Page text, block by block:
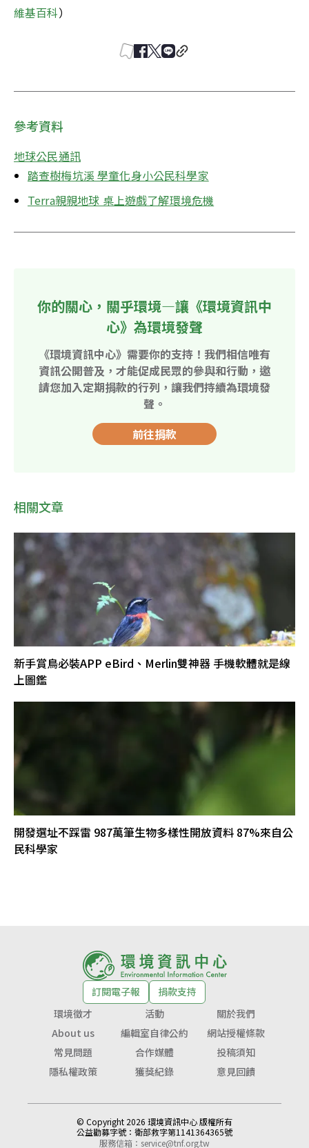
維基百科）
參考資料
地球公民通訊
踏查樹梅坑溪 學童化身小公民科學家
Terra親親地球 桌上遊戲了解環境危機
你的關心，關乎環境—讓《環境資訊中
心》為環境發聲
《環境資訊中心》需要你的支持！我們相信唯有
資訊公開普及，才能促成民眾的參與和行動，邀
請您加入定期捐款的行列，讓我們持續為環境發
聲。
前往捐款
相關文章
新手賞鳥必裝APP eBird、Merlin雙神器 手機軟體就是線
上圖鑑
開發選址不踩雷 987萬筆生物多樣性開放資料 87%來自公
民科學家
訂閱電子報
捐款支持
環境徵才
活動
關於我們
About us
編輯室自律公約
網站授權條款
常見問題
合作媒體
投稿須知
隱私權政策
獲獎紀錄 意見回饋
© Copyright 2026 環境資訊中心 版權所有
公益勸募字號： 衛部救字第1141364365號
服務信箱： service@tnf.org.tw